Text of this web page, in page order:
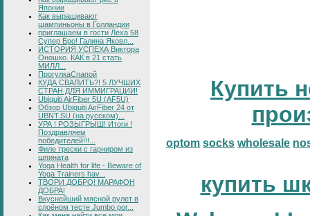
Японии
Как выращивают
шампиньоны в Голландии
приглашаем в гости Леха 58
Супер Бро! Галина Яковл...
ИСТОРИЯ УСПЕХА Виктора
Оношко. КАК в 21 стать
МИЛЛ...
ПрогулкаСпапой
КУДА СВАЛИТЬ?! 5 ЛУЧШИХ
СТРАН ДЛЯ ИММИГРАЦИИ!
Ubiquiti AirFiber 5U (AF5U)
Обзор Ubiquiti AirFiber 24 от
UBNT.SU (на русском)...
УРА ! РОЗЫГРЫШ! Итоги !
Поздравляем
победителей!!!...
Филе трески с гарниром из
шпината
Yoga Health for life - Beware of
Yoga Trainers hav...
ТВОРИ ДОБРО! МАРАФОН
ДОБРА!
Вкуснейший мясной рулет в
слоёном тесте Jumbo por...
Купить
optom socks wholesale
купить